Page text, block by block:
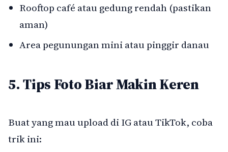
Rooftop café atau gedung rendah (pastikan
aman)
Area pegunungan mini atau pinggir danau
5. Tips Foto Biar Makin Keren
Buat yang mau upload di IG atau TikTok, coba
trik ini: